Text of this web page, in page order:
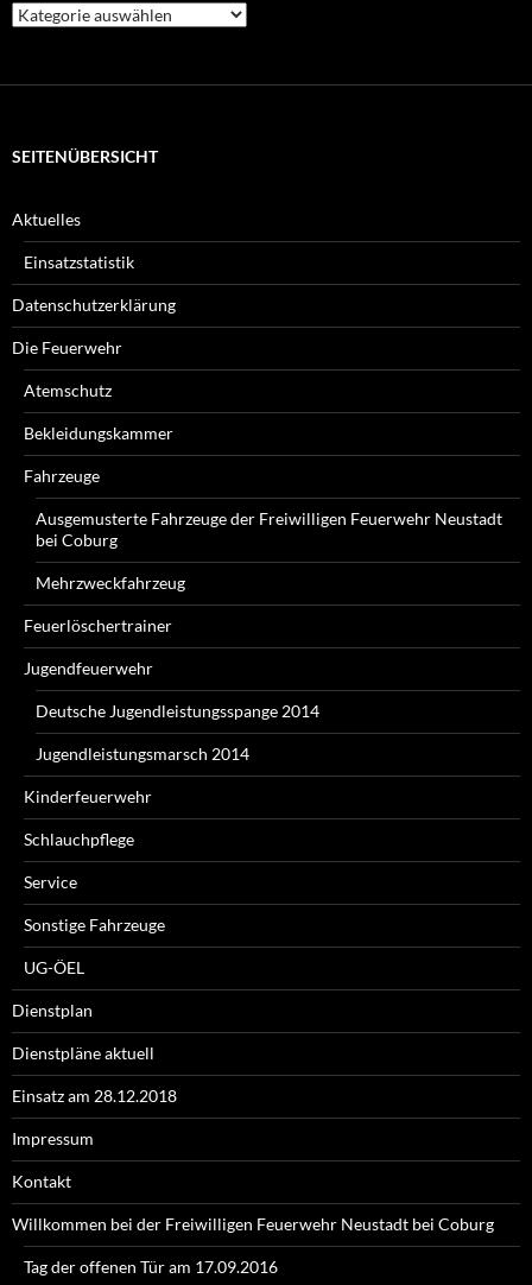
Welche
Beiträge
SEITENÜBERSICHT
Aktuelles
Einsatzstatistik
Datenschutzerklärung
Die Feuerwehr
Atemschutz
Bekleidungskammer
Fahrzeuge
Ausgemusterte Fahrzeuge der Freiwilligen Feuerwehr Neustadt
bei Coburg
Mehrzweckfahrzeug
Feuerlöschertrainer
Jugendfeuerwehr
Deutsche Jugendleistungsspange 2014
Jugendleistungsmarsch 2014
Kinderfeuerwehr
Schlauchpflege
Service
Sonstige Fahrzeuge
UG-ÖEL
Dienstplan
Dienstpläne aktuell
Einsatz am 28.12.2018
Impressum
Kontakt
Willkommen bei der Freiwilligen Feuerwehr Neustadt bei Coburg
Tag der offenen Tür am 17.09.2016